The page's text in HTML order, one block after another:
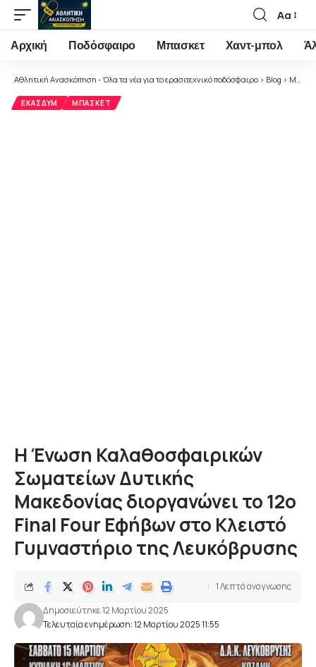
Font
Resizer
Αα
Αρχική Ποδόσφαιρο Μπασκετ Χαντ-μπολ
Αθλητική Ανασκόπηση - Όλα τα νέα για το ερασιτεχνικό ποδόσφαιρο > Blog > Μπάσκετ
ΕΚΑΣΔΥΜ ΜΠΆΣΚΕΤ
Η Ένωση Καλαθοσφαιρικών
Σωματείων Δυτικής
Μακεδονίας διοργανώνει το 12ο
Final Four Εφήβων στο Κλειστό
Γυμναστήριο της Λευκόβρυσης
Τελευταία ενημέρωση: 12 Μαρτίου 2025 11:55
Δημοσιεύτηκε 12 Μαρτίου 2025
1 Λεπτά αναγνωσης